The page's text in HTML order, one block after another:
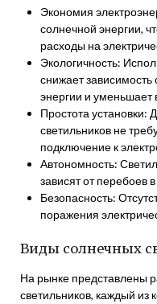
Экономия
солнечной энергии,
расходы на
Экологичность:
снижает зависимость
энергии и уменьшает
Простота установки:
светильников не
подключение к
Автономность:
зависят от перебоев
Безопасность:
поражения
Виды солнечных
На рынке представлены
светильников, каждый из